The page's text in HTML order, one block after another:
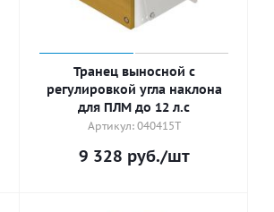
Транец выносной с
регулировкой угла наклона
для ПЛМ до 12 л.с
Артикул: 040415T
9 328 руб./шт